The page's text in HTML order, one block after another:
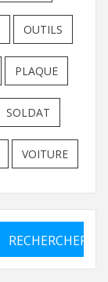
OUTILS
PLAQUE
SOLDAT
VOITURE